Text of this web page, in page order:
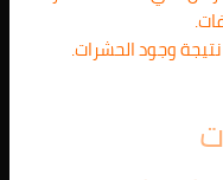
نتيجة وجود الحشرات.